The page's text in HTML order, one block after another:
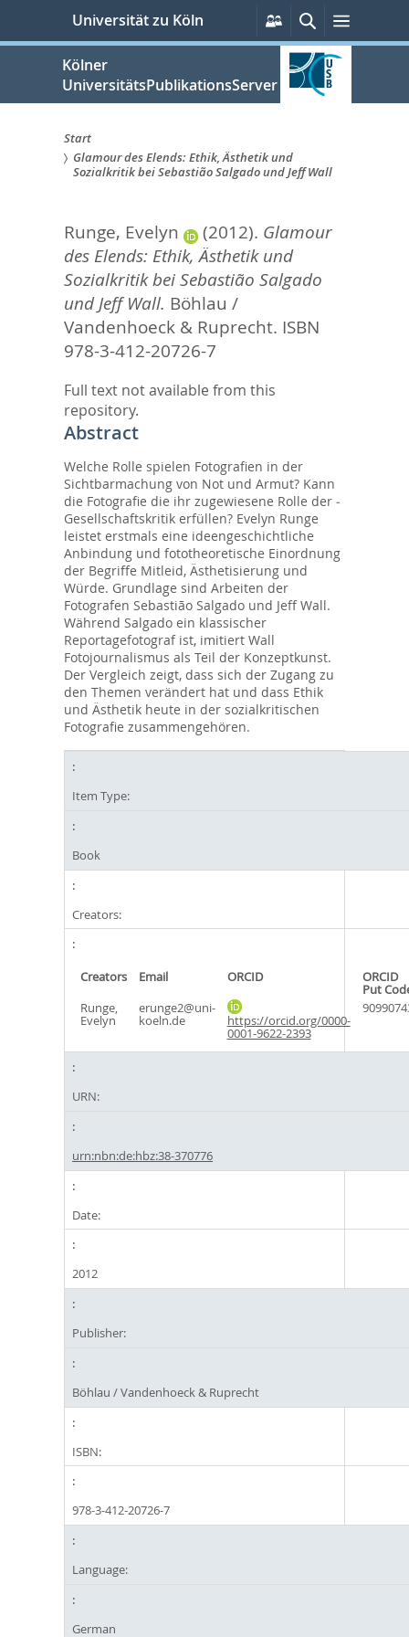
springen
Universität zu Köln
Persönliche
Services
SucheMenü
Kölner
UniversitätsPublikationsServer
Sie
hier:
Start
Glamour des Elends: Ethik, Ästhetik und
Sozialkritik bei Sebastião Salgado und Jeff Wall
Runge, Evelyn (2012). Glamour
des Elends: Ethik, Ästhetik und
Sozialkritik bei Sebastião Salgado
und Jeff Wall. Böhlau /
Vandenhoeck & Ruprecht. ISBN
978-3-412-20726-7
Full text not available from this
repository.
Abstract
Welche Rolle spielen Fotografien in der
Sichtbarmachung von Not und Armut? Kann
die Fotografie die ihr zugewiesene Rolle der ­
Gesellschaftskritik erfüllen? Evelyn Runge
leistet erstmals eine ideengeschichtliche
Anbindung und fototheoretische Einordnung
der Begriffe Mitleid, Ästhetisierung und
Würde. Grundlage sind Arbeiten der
Fotografen Sebastião Salgado und Jeff Wall.
Während Salgado ein klassischer
Reportagefotograf ist, imitiert Wall
Fotojournalismus als Teil der Konzeptkunst.
Der Vergleich zeigt, dass sich der Zugang zu
den Themen verändert hat und dass Ethik
und Ästhetik heute in der sozialkritischen
Fotografie ­zusammengehören.
Item Type:
Book
Creators:
Creators Email ORCID ORCID
Put
Runge,
Evelyn
erunge2@uni-
koeln.de https://orcid.org/0000-
0001-9622-2393
URN:
urn:nbn:de:hbz:38-370776
Date:
2012
Publisher:
Böhlau / Vandenhoeck & Ruprecht
ISBN:
978-3-412-20726-7
Language:
German